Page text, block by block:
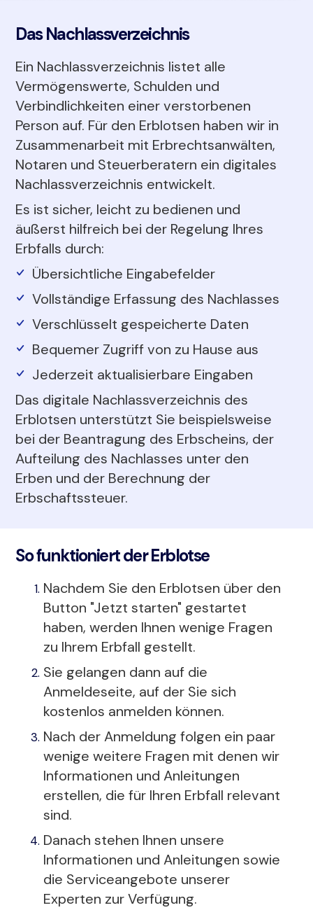
Das Nachlassverzeichnis
Ein Nachlassverzeichnis listet alle
Vermögenswerte, Schulden und
Verbindlichkeiten einer verstorbenen
Person auf. Für den Erblotsen haben wir in
Zusammenarbeit mit Erbrechtsanwälten,
Notaren und Steuerberatern ein digitales
Nachlassverzeichnis entwickelt.
Es ist sicher, leicht zu bedienen und
äußerst hilfreich bei der Regelung Ihres
Erbfalls durch:
Übersichtliche Eingabefelder
Vollständige Erfassung des Nachlasses
Verschlüsselt gespeicherte Daten
Bequemer Zugriff von zu Hause aus
Jederzeit aktualisierbare Eingaben
Das digitale Nachlassverzeichnis des
Erblotsen unterstützt Sie beispielsweise
bei der Beantragung des Erbscheins, der
Aufteilung des Nachlasses unter den
Erben und der Berechnung der
Erbschaftssteuer.
So funktioniert der Erblotse
Nachdem Sie den Erblotsen über den
Button "Jetzt starten" gestartet
haben, werden Ihnen wenige Fragen
zu Ihrem Erbfall gestellt.
Sie gelangen dann auf die
Anmeldeseite, auf der Sie sich
kostenlos anmelden können.
Nach der Anmeldung folgen ein paar
wenige weitere Fragen mit denen wir
Informationen und Anleitungen
erstellen, die für Ihren Erbfall relevant
sind.
Danach stehen Ihnen unsere
Informationen und Anleitungen sowie
die Serviceangebote unserer
Experten zur Verfügung.